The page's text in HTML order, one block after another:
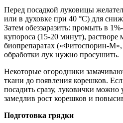
Перед посадкой луковицы
или в духовке при 40 °C) для
Затем обеззаразить: промыть в
купороса (15-20 минут),
биопрепаратах («Фитоспорин-
обработки лук нужно просушить.
Некоторые огородники
ткани до появления корешков.
посадить сразу, луковички можно
замедлив рост корешков и
Подготовка грядки